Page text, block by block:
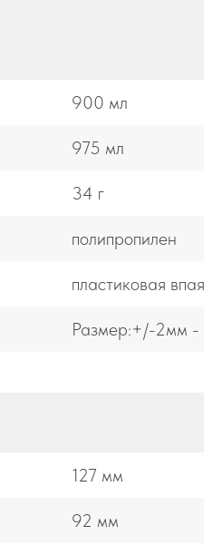
900 мл
975 мл
34 г
полипропилен
пластиковая
Размер:+/-2мм -
127 мм
92 мм